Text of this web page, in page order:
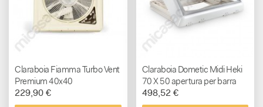
Claraboia Fiamma Turbo Vent
Premium 40x40
229,90 €
Claraboia Dometic Midi Heki
70 X 50 apertura per barra
498,52 €